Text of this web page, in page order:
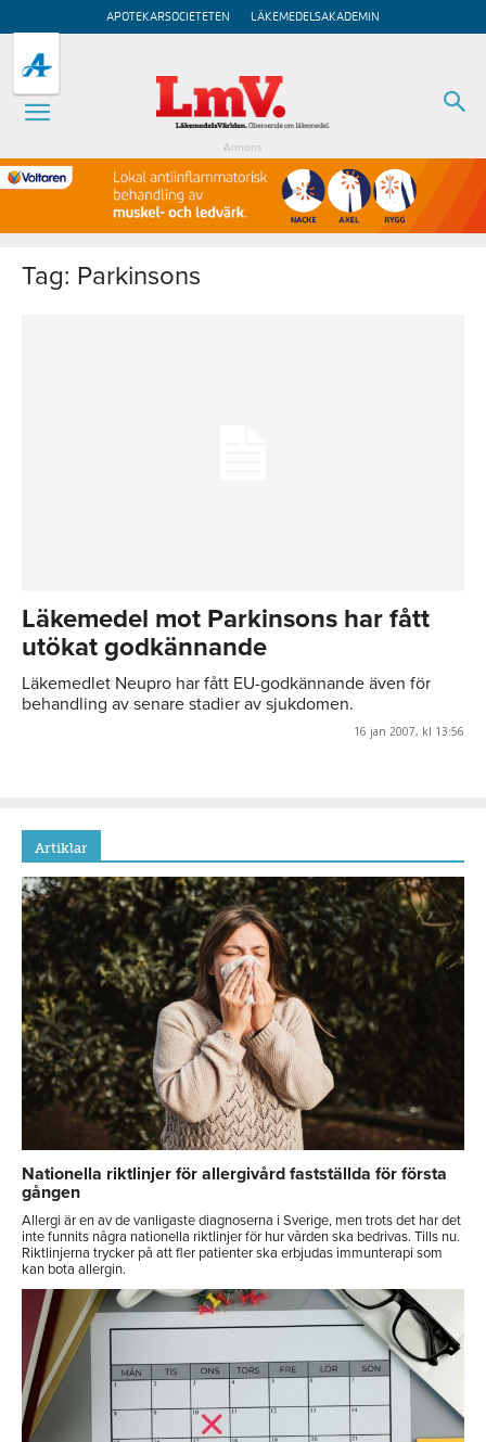
APOTEKARSOCIETETEN LÄKEMEDELSAKADEMIN
Annons
Tag: Parkinsons
Läkemedel mot Parkinsons har fått
utökat godkännande
Läkemedlet Neupro har fått EU-godkännande även för
behandling av senare stadier av sjukdomen.
16 jan 2007, kl 13:56
Artiklar
Nationella riktlinjer för allergivård fastställda för första
gången
Allergi är en av de vanligaste diagnoserna i Sverige, men trots det har det
inte funnits några nationella riktlinjer för hur vården ska bedrivas. Tills nu.
Riktlinjerna trycker på att fler patienter ska erbjudas immunterapi som
kan bota allergin.